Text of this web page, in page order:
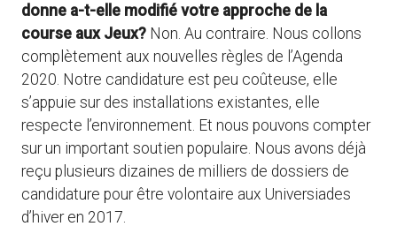
donne a-t-elle modifié votre approche de la
course aux Jeux? Non. Au contraire. Nous collons
complètement aux nouvelles règles de l’Agenda
2020. Notre candidature est peu coûteuse, elle
s’appuie sur des installations existantes, elle
respecte l’environnement. Et nous pouvons compter
sur un important soutien populaire. Nous avons déjà
reçu plusieurs dizaines de milliers de dossiers de
candidature pour être volontaire aux Universiades
d’hiver en 2017.